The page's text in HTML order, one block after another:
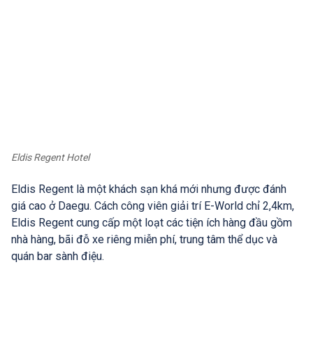
Eldis Regent Hotel
Eldis Regent là một khách sạn khá mới nhưng được đánh
giá cao ở Daegu. Cách công viên giải trí E-World chỉ 2,4km,
Eldis Regent cung cấp một loạt các tiện ích hàng đầu gồm
nhà hàng, bãi đỗ xe riêng miễn phí, trung tâm thể dục và
quán bar sành điệu.